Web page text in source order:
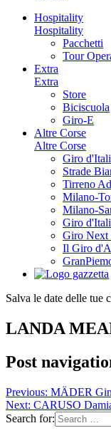
Hospitality
Hospitality
Pacchetti
Tour
Extra
Extra
Store
Biciscuola
Giro-E
Altre Corse
Altre Corse
Giro
Strade
Tirreno
Milano-
Milano-
Giro
Giro Next
Il Giro
Salva le date delle tue
LANDA
Post
Previous: MÄDER
Next: CARUSO
Search for: